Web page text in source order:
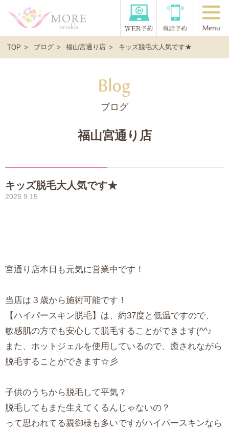
TOP ブログ 福山宮通り店 キッズ脱毛大人気です★
ブログ
福山宮通り店
キッズ脱毛大人気です★
2025.9.15
宮通り店本日も元気に営業中です！
当店は３歳から施術可能です！
【ハイパースキン脱毛】は、約37度と低温ですので、
敏感肌の方でも安心して脱毛することができます(^^♪
また、ホットジェルを使用しているので、癒されながら
脱毛することができます☆彡
子供のうちから脱毛して平気？
脱毛してもまた生えてくるんじゃないの？
って思われてる親御様も多いですがハイパースキンなら